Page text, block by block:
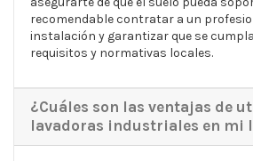
recomendable contratar a un
instalación y garantizar que se
requisitos y normativas locales.
¿Cuáles son las ventajas de
lavadoras industriales en mi